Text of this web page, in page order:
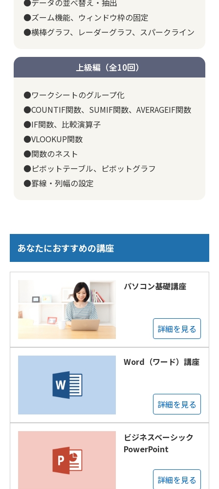
●データの並べ替え・抽出
●ズーム機能、ウィンドウ枠の固定
●横棒グラフ、レーダーグラフ、スパークライン
上級編（全10回）
●ワークシートのグループ化
●COUNTIF関数、SUMIF関数、AVERAGEIF関数
●IF関数、比較演算子
●VLOOKUP関数
●関数のネスト
●ピボットテーブル、ピボットグラフ
●罫線・列幅の設定
あなたにおすすめの講座
パソコン基礎講座
詳細を見る
Word（ワード）講座
詳細を見る
ビジネスベーシック
PowerPoint
詳細を見る